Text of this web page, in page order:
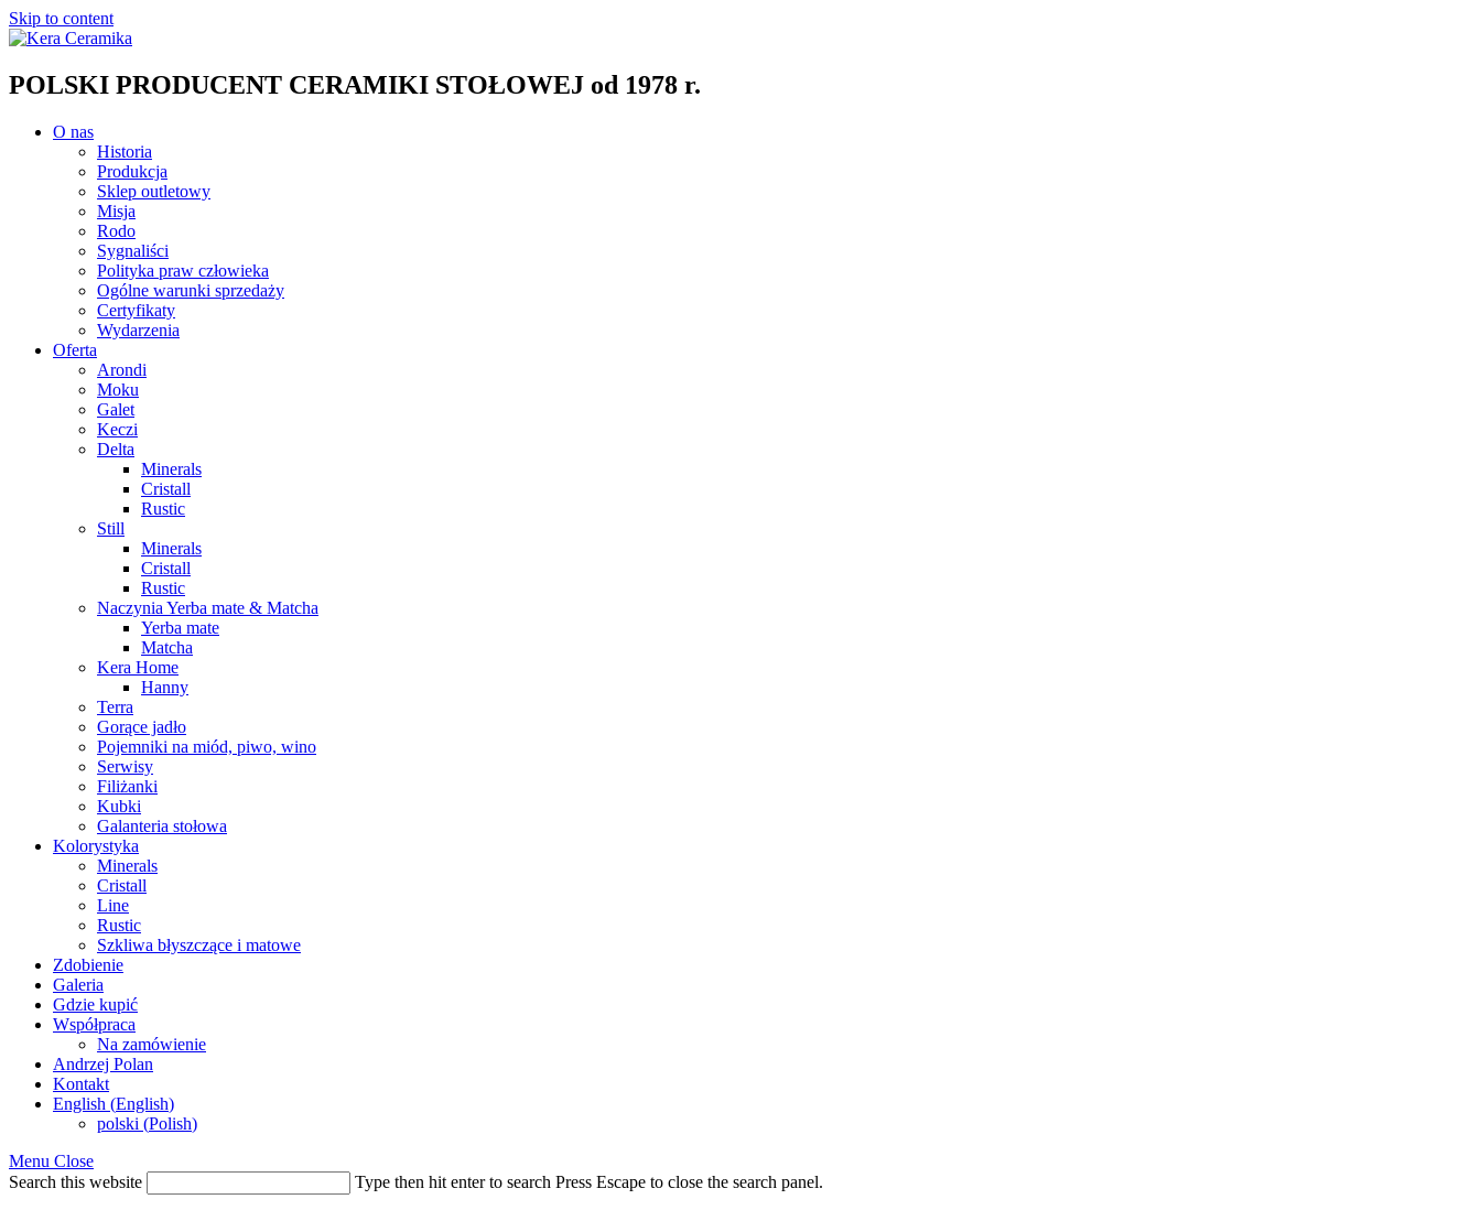
Skip to content
POLSKI PRODUCENT CERAMIKI STOŁOWEJ od 1978 r.
O nas
Historia
Produkcja
Sklep outletowy
Misja
Rodo
Sygnaliści
Polityka praw człowieka
Ogólne warunki sprzedaży
Certyfikaty
Wydarzenia
Oferta
Arondi
Moku
Galet
Keczi
Delta
Minerals
Cristall
Rustic
Still
Minerals
Cristall
Rustic
Naczynia Yerba mate & Matcha
Yerba mate
Matcha
Kera Home
Hanny
Terra
Gorące jadło
Pojemniki na miód, piwo, wino
Serwisy
Filiżanki
Kubki
Galanteria stołowa
Kolorystyka
Minerals
Cristall
Line
Rustic
Szkliwa błyszczące i matowe
Zdobienie
Galeria
Gdzie kupić
Współpraca
Na zamówienie
Andrzej Polan
Kontakt
English (English)
polski (Polish)
Menu Close
Search this website
Type then hit enter to search Press Escape to close the search panel.